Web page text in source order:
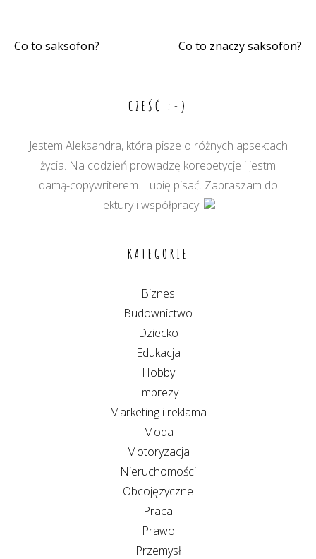
Nawigacja
Co to saksofon? Co to znaczy saksofon?
CZEŚĆ :-)
Jestem Aleksandra, która pisze o różnych apsektach
życia. Na codzień prowadzę korepetycje i jestm
damą-copywriterem. Lubię pisać. Zapraszam do
lektury i współpracy.
KATEGORIE
Biznes
Budownictwo
Dziecko
Edukacja
Hobby
Imprezy
Marketing i reklama
Moda
Motoryzacja
Nieruchomości
Obcojęzyczne
Praca
Prawo
Przemysł